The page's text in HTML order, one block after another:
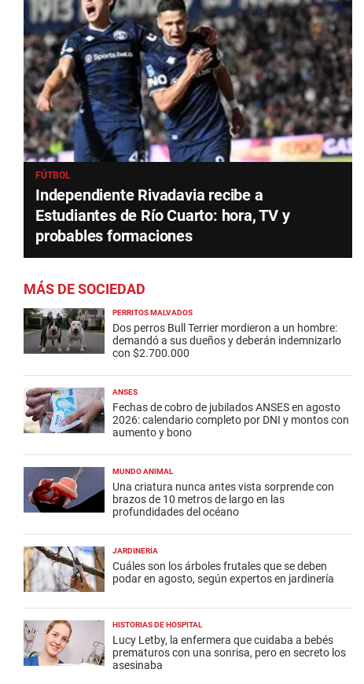
FÚTBOL
Independiente Rivadavia recibe a
Estudiantes de Río Cuarto: hora, TV y
probables formaciones
MÁS DE SOCIEDAD
PERRITOS MALVADOS
Dos perros Bull Terrier mordieron a un hombre:
demandó a sus dueños y deberán indemnizarlo
con $2.700.000
ANSES
Fechas de cobro de jubilados ANSES en agosto
2026: calendario completo por DNI y montos con
aumento y bono
MUNDO ANIMAL
Una criatura nunca antes vista sorprende con
brazos de 10 metros de largo en las
profundidades del océano
JARDINERÍA
Cuáles son los árboles frutales que se deben
podar en agosto, según expertos en jardinería
HISTORIAS DE HOSPITAL
Lucy Letby, la enfermera que cuidaba a bebés
prematuros con una sonrisa, pero en secreto los
asesinaba